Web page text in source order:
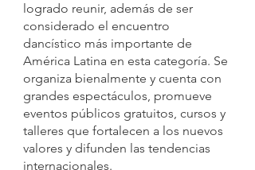
logrado reunir, además de ser
considerado el encuentro
dancístico más importante de
América Latina en esta categoría. Se
organiza bienalmente y cuenta con
grandes espectáculos, promueve
eventos públicos gratuitos, cursos y
talleres que fortalecen a los nuevos
valores y difunden las tendencias
internacionales.